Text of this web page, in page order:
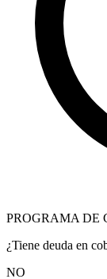
PROGRAMA DE
¿Tiene deuda en
NO